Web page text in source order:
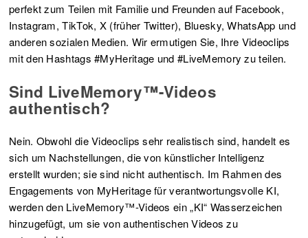
perfekt zum Teilen mit Familie und Freunden auf Facebook,
Instagram, TikTok, X (früher Twitter), Bluesky, WhatsApp und
anderen sozialen Medien. Wir ermutigen Sie, Ihre Videoclips
mit den Hashtags #MyHeritage und #LiveMemory zu teilen.
Sind LiveMemory™-Videos
authentisch?
Nein. Obwohl die Videoclips sehr realistisch sind, handelt es
sich um Nachstellungen, die von künstlicher Intelligenz
erstellt wurden; sie sind nicht authentisch. Im Rahmen des
Engagements von MyHeritage für verantwortungsvolle KI,
werden den LiveMemory™-Videos ein „KI“ Wasserzeichen
hinzugefügt, um sie von authentischen Videos zu